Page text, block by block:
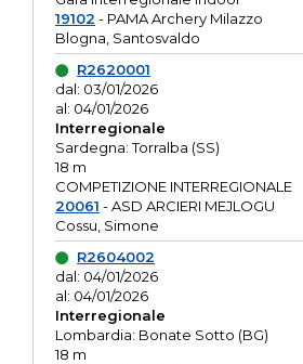
19102 - PAMA Archery Milazzo
Blogna, Santosvaldo
R2620001
dal: 03/01/2026
al: 04/01/2026
Interregionale
Sardegna: Torralba (SS)
18 m
COMPETIZIONE INTERREGIONALE
20061 - ASD ARCIERI MEJLOGU
Cossu, Simone
R2604002
dal: 04/01/2026
al: 04/01/2026
Interregionale
Lombardia: Bonate Sotto (BG)
18 m